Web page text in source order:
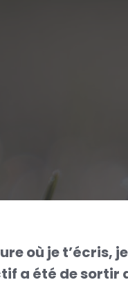
où je
a été de sortir